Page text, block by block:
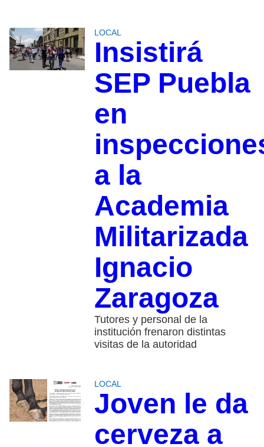
LOCAL
Insistirá
SEP Puebla
en
a la
Academia
Militarizada
Ignacio
Zaragoza
Tutores y personal de la
institución frenaron distintas
visitas de la autoridad
LOCAL
Joven le da
cerveza a